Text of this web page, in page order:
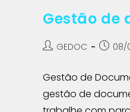
Gestão de
GEDOC 08/
Gestão de
gestão de